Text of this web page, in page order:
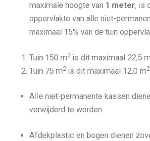
maximale hoogte van 1 meter, is
oppervlakte van alleniet-
maximaal 15% van de tuin
Tuin 150 m2 is dit maximaal 22,5 m
Tuin 75 m2 is dit maximaal 12,0 m2
Alle niet-permanente kassen
verwijderd te worden.
Afdekplastic en bogen dienen